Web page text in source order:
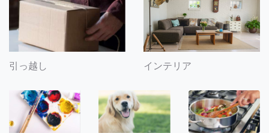
引っ越し インテリア